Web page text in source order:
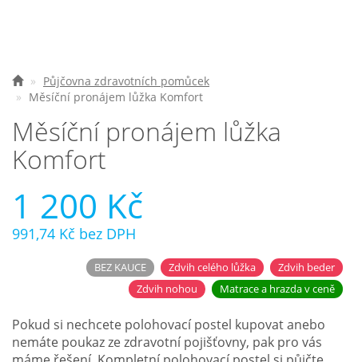
Kontakt
Půjčovna zdravotních pomůcek
Měsíční pronájem lůžka Komfort
Měsíční pronájem lůžka
Komfort
1 200 Kč
991,74 Kč bez DPH
BEZ KAUCE Zdvih celého lůžka
Zdvih beder
Zdvih nohou
Matrace a hrazda v ceně
Pokud si nechcete polohovací postel kupovat anebo
nemáte poukaz ze zdravotní pojišťovny, pak pro vás